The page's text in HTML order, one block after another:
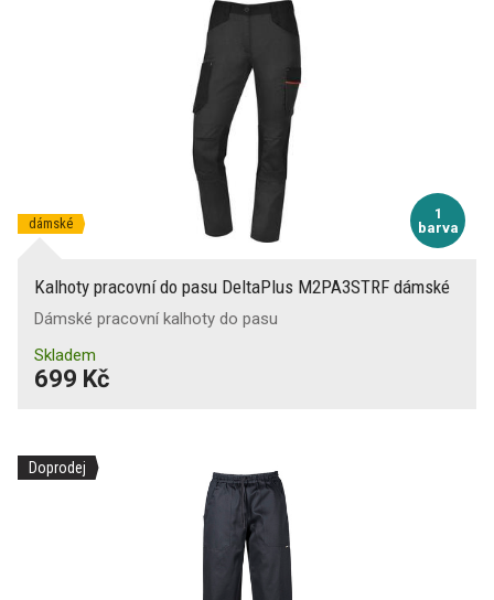
1
barva
dámské
Kalhoty pracovní do pasu DeltaPlus M2PA3STRF dámské
Dámské pracovní kalhoty do pasu
Skladem
699 Kč
Doprodej